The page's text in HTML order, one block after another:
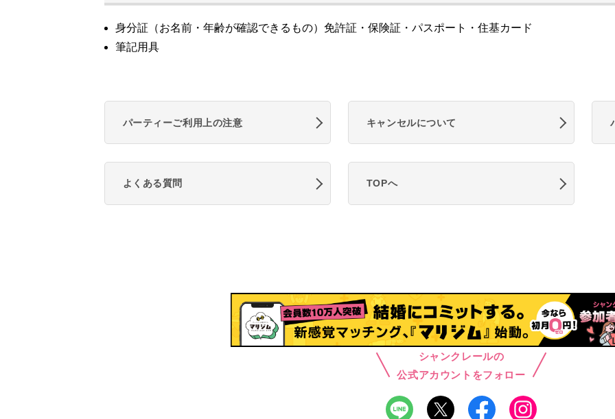
身分証（お名前・年齢が確認できるもの）免許証・保険証・パスポート・住基カード
筆記用具
パーティーご利用上の注意 キャンセルについて
よくある質問 TOPへ
シャンクレールの
公式アカウントをフォロー